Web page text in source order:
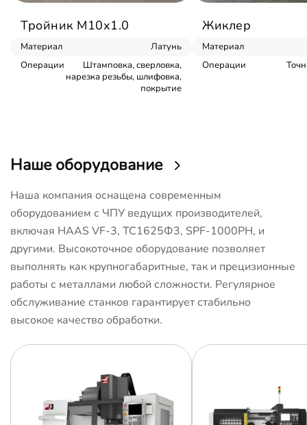
Тройник М10х1.0
Материал
Латунь
Операции
Штамповка, сверловка,
нарезка резьбы, шлифовка,
покрытие
Жиклер
Материал
Операции
Наше оборудование
Наша компания оснащена современным
оборудованием с ЧПУ ведущих производителей,
включая HAAS VF-3, ТС1625Ф3, SPF-1000PH, и
другими. Высокоточное оборудование позволяет
выполнять как крупногабаритные, так и прецизионные
работы с металлами любой сложности. Регулярное
обслуживание станков гарантирует стабильно
высокое качество обработки.